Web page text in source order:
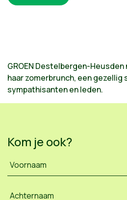
GROEN Destelbergen-
haar zomerbrunch, een gezellig
sympathisanten en leden.
Kom je ook?
Voornaam
Achternaam